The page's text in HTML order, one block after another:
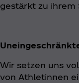
gestärkt zu ihrem
Wir setzen uns
von Athletinnen